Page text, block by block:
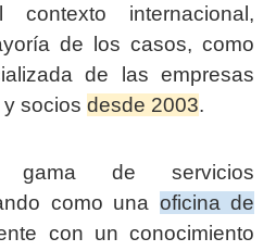
internacional,
de los casos, como
de las empresas
socios desde 2003.
gama de servicios
como una oficina de
con un conocimiento